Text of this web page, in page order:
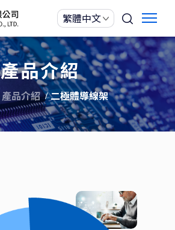
產品介紹
產品介紹 二極體導線架